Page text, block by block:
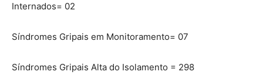
Internados= 02
Síndromes Gripais em Monitoramento= 07
Síndromes Gripais Alta do Isolamento = 298